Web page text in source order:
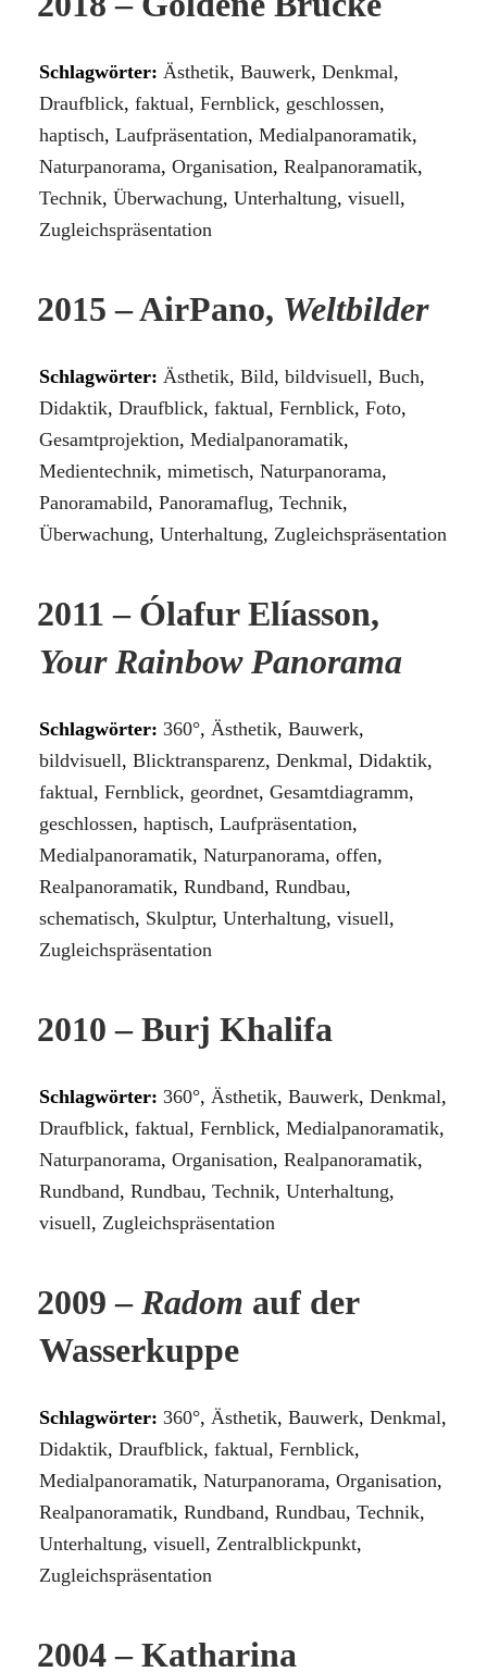
Schlagwörter: Ästhetik, Bauwerk, Denkmal,
Draufblick, faktual, Fernblick, geschlossen,
haptisch, Laufpräsentation, Medialpanoramatik,
Naturpanorama, Organisation, Realpanoramatik,
Technik, Überwachung, Unterhaltung, visuell,
Zugleichspräsentation
2015 – AirPano, Weltbilder
Schlagwörter: Ästhetik, Bild, bildvisuell, Buch,
Didaktik, Draufblick, faktual, Fernblick, Foto,
Gesamtprojektion, Medialpanoramatik,
Medientechnik, mimetisch, Naturpanorama,
Panoramabild, Panoramaflug, Technik,
Überwachung, Unterhaltung, Zugleichspräsentation
2011 – Ólafur Elíasson,
Your Rainbow Panorama
Schlagwörter: 360°, Ästhetik, Bauwerk,
bildvisuell, Blicktransparenz, Denkmal, Didaktik,
faktual, Fernblick, geordnet, Gesamtdiagramm,
geschlossen, haptisch, Laufpräsentation,
Medialpanoramatik, Naturpanorama, offen,
Realpanoramatik, Rundband, Rundbau,
schematisch, Skulptur, Unterhaltung, visuell,
Zugleichspräsentation
2010 – Burj Khalifa
Schlagwörter: 360°, Ästhetik, Bauwerk, Denkmal,
Draufblick, faktual, Fernblick, Medialpanoramatik,
Naturpanorama, Organisation, Realpanoramatik,
Rundband, Rundbau, Technik, Unterhaltung,
visuell, Zugleichspräsentation
2009 –Radom auf der
Wasserkuppe
Schlagwörter: 360°, Ästhetik, Bauwerk, Denkmal,
Didaktik, Draufblick, faktual, Fernblick,
Medialpanoramatik, Naturpanorama, Organisation,
Realpanoramatik, Rundband, Rundbau, Technik,
Unterhaltung, visuell, Zentralblickpunkt,
Zugleichspräsentation
2004 – Katharina